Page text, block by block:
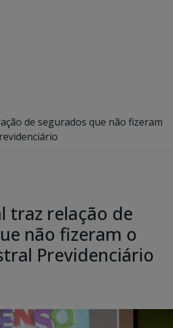
de segurados que não fizeram
traz relação de
não fizeram o
Previdenciário